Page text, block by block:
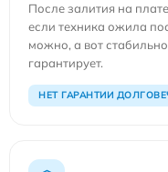
После залития на
если техника ожила
можно, а вот
гарантирует.
НЕТ ГАРАНТИИ